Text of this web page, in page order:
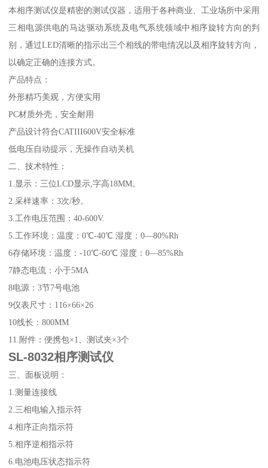
本相序测试仪是精密的测试仪器，适用于各种商业、工业场所中采用
三相电源供电的马达驱动系统及电气系统领域中相序旋转方向的判
别，通过LED清晰的指示出三个相线的带电情况以及相序旋转方向，
以确定正确的连接方式。
产品特点：
外形精巧美观，方便实用
PC材质外壳，安全耐用
产品设计符合CATIII600V安全标准
低电压自动提示，无操作自动关机
二、技术特性：
1.显示：三位LCD显示,字高18MM。
2.采样速率：3次/秒。
3.工作电压范围：40-600V.
5.工作环境：温度：0℃-40℃ 湿度：0—80%Rh
6存储环境：温度：-10℃-60℃ 湿度：0—85%Rh
7静态电流：小于5MA
8电源：3节7号电池
9仪表尺寸：116×66×26
10线长：800MM
11.附件：便携包×1、测试夹×3个
SL-8032相序测试仪
三、面板说明：
1.测量连接线
2.三相电输入指示符
4.相序正向指示符
5.相序逆相指示符
6.电池电压状态指示符